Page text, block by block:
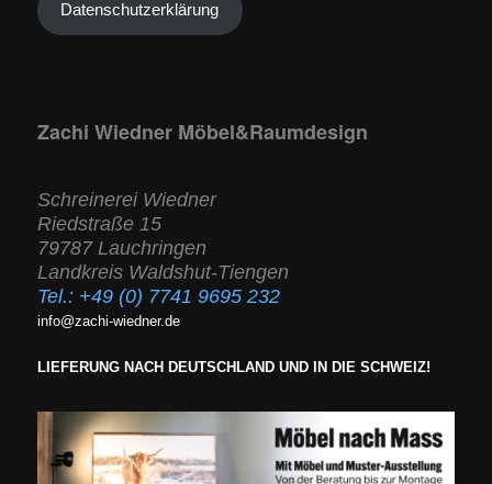
Datenschutzerklärung
Zachi Wiedner Möbel&Raumdesign
Schreinerei Wiedner
Riedstraße 15
79787 Lauchringen
Landkreis Waldshut-Tiengen
Tel.: +49 (0) 7741 9695 232
info@zachi-wiedner.de
LIEFERUNG NACH DEUTSCHLAND UND IN DIE SCHWEIZ!